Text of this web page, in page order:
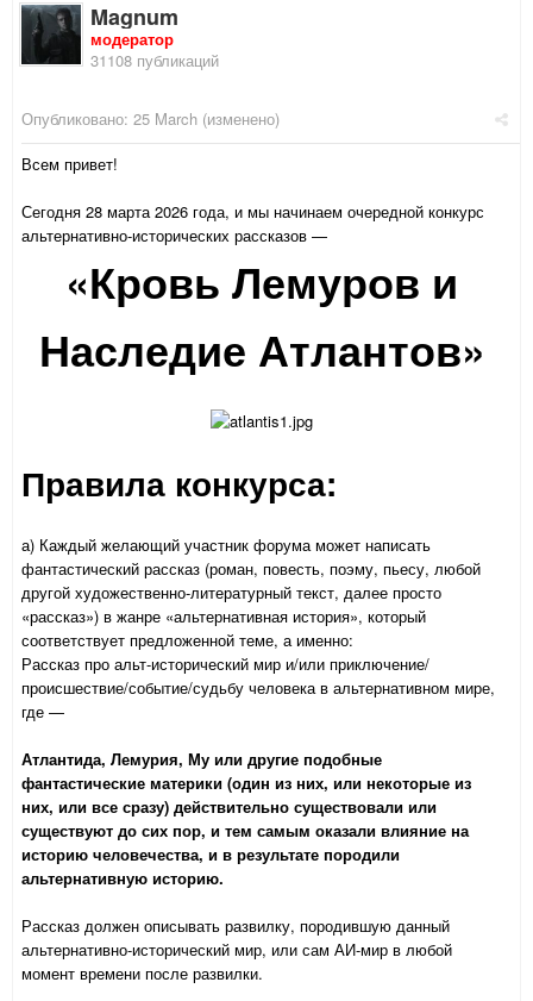
Magnum
модератор
31108 публикаций
Опубликовано: 25 March (изменено)
Всем привет!
Сегодня 28 марта 2026 года, и мы начинаем очередной конкурс
альтернативно-исторических рассказов —
«Кровь Лемуров и
Наследие Атлантов»
Правила конкурса:
а) Каждый желающий участник форума может написать
фантастический рассказ (роман, повесть, поэму, пьесу, любой
другой художественно-литературный текст, далее просто
«рассказ») в жанре «альтернативная история», который
соответствует предложенной теме, а именно:
Рассказ про альт-исторический мир и/или приключение/
происшествие/событие/судьбу человека в альтернативном мире,
где —
Атлантида, Лемурия, Му или другие подобные
фантастические материки (один из них, или некоторые из
них, или все сразу) действительно существовали или
существуют до сих пор, и тем самым оказали влияние на
историю человечества, и в результате породили
альтернативную историю.
Рассказ должен описывать развилку, породившую данный
альтернативно-исторический мир, или сам АИ-мир в любой
момент времени после развилки.